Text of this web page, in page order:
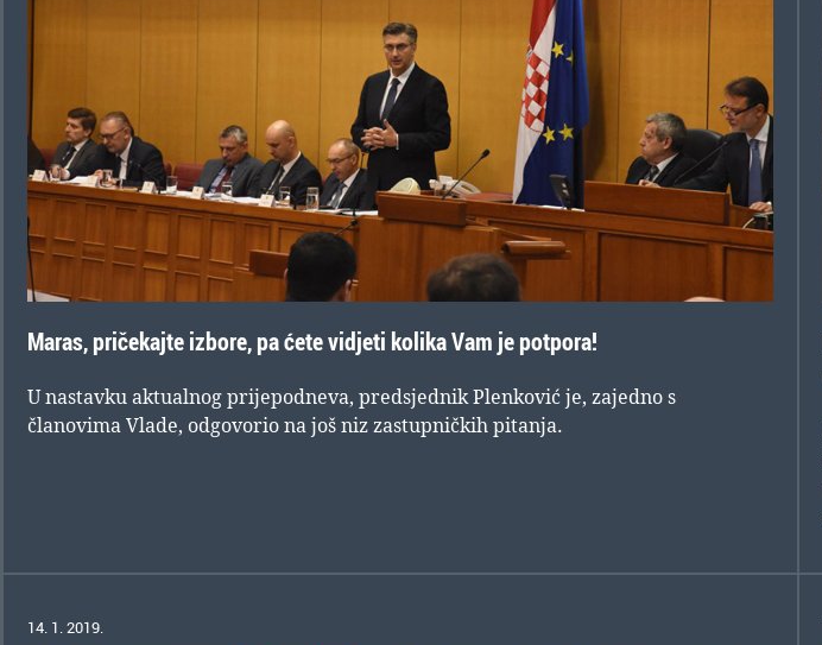
Maras, pričekajte izbore, pa ćete vidjeti kolika Vam je potpora!
U nastavku aktualnog prijepodneva, predsjednik Plenković je, zajedno s
članovima Vlade, odgovorio na još niz zastupničkih pitanja.
14. 1. 2019.